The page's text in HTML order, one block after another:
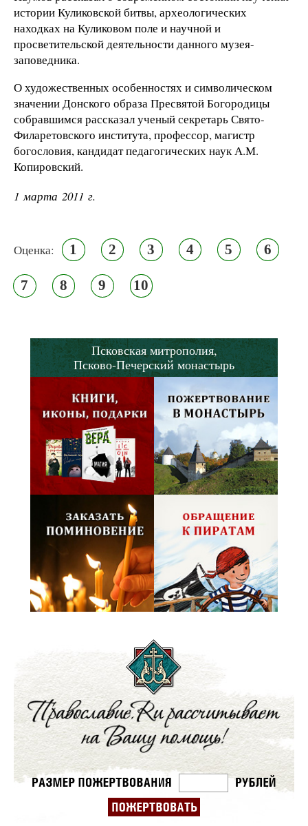
истории Куликовской битвы, археологических
находках на Куликовом поле и научной и
просветительской деятельности данного музея-
заповедника.
О художественных особенностях и символическом
значении Донского образа Пресвятой Богородицы
собравшимся рассказал ученый секретарь Свято-
Филаретовского института, профессор, магистр
богословия, кандидат педагогических наук А.М.
Копировский.
1 марта 2011 г.
Оценка: 1 2 3 4 5 6
7 8 9 10
Псковская митрополия,
Псково-Печерский монастырь